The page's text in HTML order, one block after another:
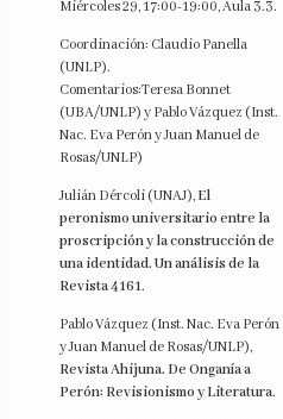
Miércoles 29, 17:00-19:00, Aula 3.3.
Coordinación: Claudio Panella
(UNLP).
Comentarios:Teresa Bonnet
(UBA/UNLP) y Pablo Vázquez (Inst.
Nac. Eva Perón y Juan Manuel de
Rosas/UNLP)
Julián Dércoli (UNAJ), El
peronismo universitario entre la
proscripción y la construcción de
una identidad. Un análisis de la
Revista 4161.
Pablo Vázquez (Inst. Nac. Eva Perón
y Juan Manuel de Rosas/UNLP),
Revista Ahijuna. De Onganía a
Perón: Revisionismo y Literatura.